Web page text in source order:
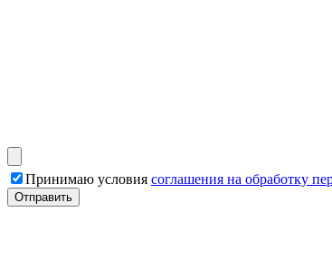
Принимаю условия соглашения на обработку
Отправить